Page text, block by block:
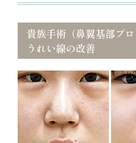
貴族手術（鼻翼基部プ
うれい線の改善